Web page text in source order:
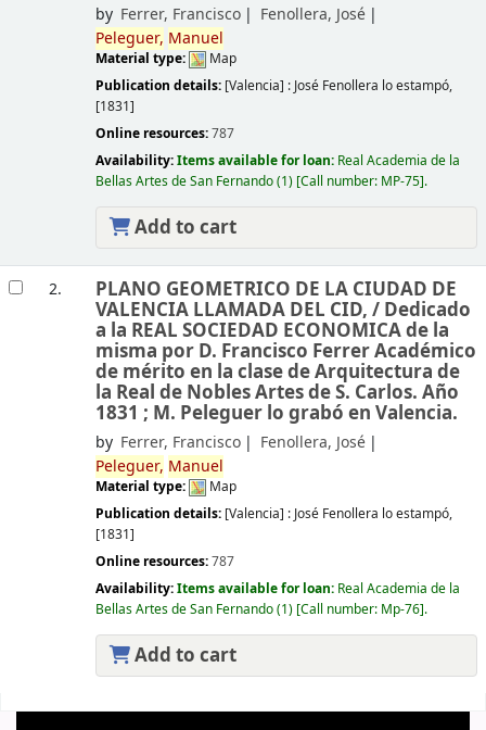
by Ferrer, Francisco
Fenollera, José
Peleguer, Manuel
Material type:
Map
Publication details: [Valencia] : José Fenollera lo estampó,
[1831]
Online resources:787
Availability:Items available for loan: Real Academia de la
Bellas Artes de San Fernando(1) Call number: MP-75 .
Add to cart
2. PLANO GEOMETRICO DE LA CIUDAD DE
VALENCIA LLAMADA DEL CID, / Dedicado
a la REAL SOCIEDAD ECONOMICA de la
misma por D. Francisco Ferrer Académico
de mérito en la clase de Arquitectura de
la Real de Nobles Artes de S. Carlos. Año
1831 ; M. Peleguer lo grabó en Valencia.
by Ferrer, Francisco
Fenollera, José
Peleguer, Manuel
Material type:
Map
Publication details: [Valencia] : José Fenollera lo estampó,
[1831]
Online resources:787
Availability:Items available for loan: Real Academia de la
Bellas Artes de San Fernando(1) Call number: Mp-76 .
Add to cart